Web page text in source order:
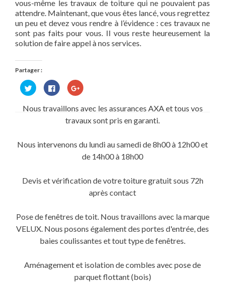
vous-même les travaux de toiture qui ne pouvaient pas
attendre. Maintenant, que vous êtes lancé, vous regrettez
un peu et devez vous rendre à l’évidence : ces travaux ne
sont pas faits pour vous. Il vous reste heureusement la
solution de faire appel à nos services.
Partager :
Cliquez
pour
partager
Twitter(ouvre
Cliquez
pour
partager
sur
Facebook(ouvre
dans
une
Cliquez
pour
Google+
dans
fenêtre)
Nous travaillons avec les assurances AXA et tous vos
travaux sont pris en garanti.
Nous intervenons du lundi au samedi de 8h00 à 12h00 et
de 14h00 à 18h00
Devis et vérification de votre toiture gratuit sous 72h
après contact
Pose de fenêtres de toit. Nous travaillons avec la marque
VELUX. Nous posons également des portes d'entrée, des
baies coulissantes et tout type de fenêtres.
Aménagement et isolation de combles avec pose de
parquet flottant (bois)